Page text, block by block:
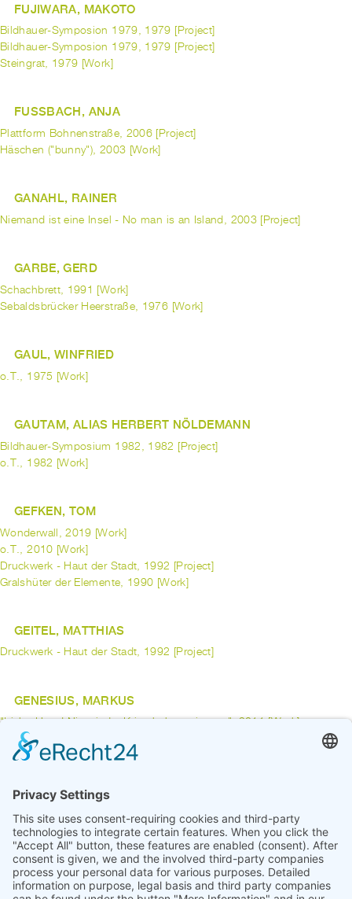
FUJIWARA, MAKOTO
Bildhauer-Symposion 1979, 1979 [Project]
Bildhauer-Symposion 1979, 1979 [Project]
Steingrat, 1979 [Work]
FUSSBACH, ANJA
Plattform Bohnenstraße, 2006 [Project]
Häschen ("bunny"), 2003 [Work]
GANAHL, RAINER
Niemand ist eine Insel - No man is an Island, 2003 [Project]
GARBE, GERD
Schachbrett, 1991 [Work]
Sebaldsbrücker Heerstraße, 1976 [Work]
GAUL, WINFRIED
o.T., 1975 [Work]
GAUTAM, ALIAS HERBERT NÖLDEMANN
Bildhauer-Symposium 1982, 1982 [Project]
o.T., 1982 [Work]
GEFKEN, TOM
Wonderwall, 2019 [Work]
o.T., 2010 [Work]
Druckwerk - Haut der Stadt, 1992 [Project]
Gralshüter der Elemente, 1990 [Work]
GEITEL, MATTHIAS
Druckwerk - Haut der Stadt, 1992 [Project]
GENESIUS, MARKUS
"Liebe Herta! Nie wieder Krieg haben wir ge...", 2011 [Work]
Plattform Bohnenstraße, 2006 [Project]
1
2
3
4
5